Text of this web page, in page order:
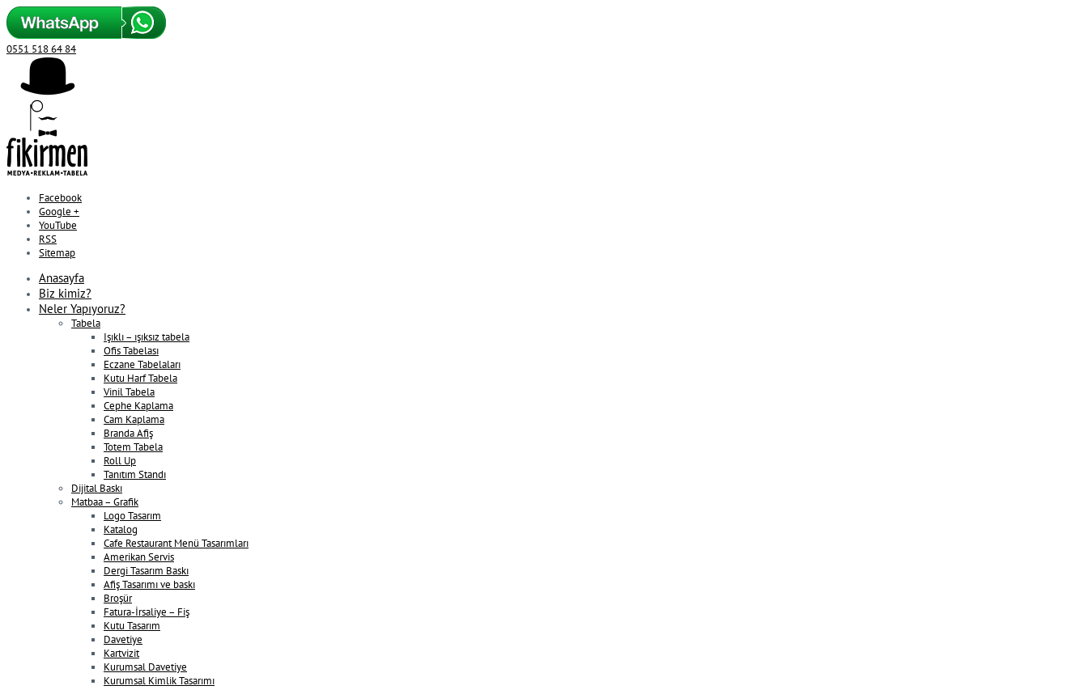
0551 518 64 84
Facebook
Google +
YouTube
RSS
Sitemap
Anasayfa
Biz kimiz?
Neler Yapıyoruz?
Tabela
Işıklı – ışıksız tabela
Ofis Tabelası
Eczane Tabelaları
Kutu Harf Tabela
Vinil Tabela
Cephe Kaplama
Cam Kaplama
Branda Afiş
Totem Tabela
Roll Up
Tanıtım Standı
Dijital Baskı
Matbaa – Grafik
Logo Tasarım
Katalog
Cafe Restaurant Menü Tasarımları
Amerikan Servis
Dergi Tasarım Baskı
Afiş Tasarımı ve baskı
Broşür
Fatura-İrsaliye – Fiş
Kutu Tasarım
Davetiye
Kartvizit
Kurumsal Davetiye
Kurumsal Kimlik Tasarımı